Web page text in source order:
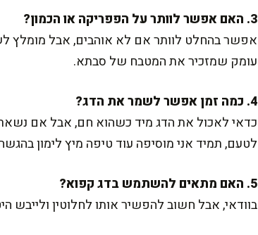
3. האם אפשר לוותר על הפפריקה או הכמון?
אפשר בהחלט לוותר אם לא אוהבים, אבל מומלץ
עומק שמזכיר את המטבח של סבתא.
4. כמה זמן אפשר לשמר את הדג?
כדאי לאכול את הדג מיד כשהוא חם, אבל אם
לטעם, תמיד אני מוסיפה עוד טיפה מיץ לימון
5. האם מתאים להשתמש בדג קפוא?
בוודאי, אבל חשוב להפשיר אותו לחלוטין ולייבש